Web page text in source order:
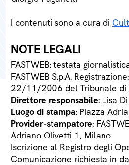
I contenuti sono a cura di
NOTE LEGALI
FASTWEB: testata
FASTWEB S.p.A.
22/11/2006 del Tribunale di
Direttore responsabile: Lisa
Luogo di stampa: Piazza
Provider-stampatore:
Adriano Olivetti 1, Milano
Iscrizione al Registro degli
Comunicazione richiesta in